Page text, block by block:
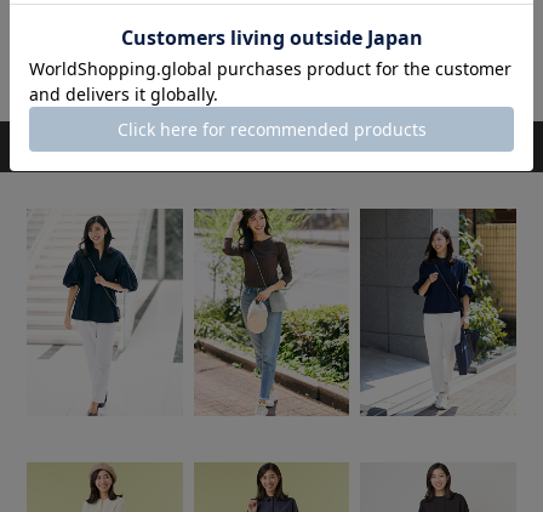
優待価格[THREE SQUARE]シアージャガードブラウス
8,800円
スタッフのその他のコーディネート